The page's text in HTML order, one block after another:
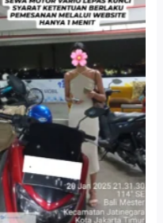
Cityplaza Jatinegara
Gedung Parkir P6ASewa
Motor Medan Sunggal No
Ribet, Proses Kilat, Siap
Pakai.